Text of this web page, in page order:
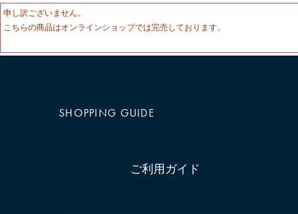
申し訳ございません。
こちらの商品はオンラインショップでは完売しております。
SHOPPING GUIDE
ご利用ガイド